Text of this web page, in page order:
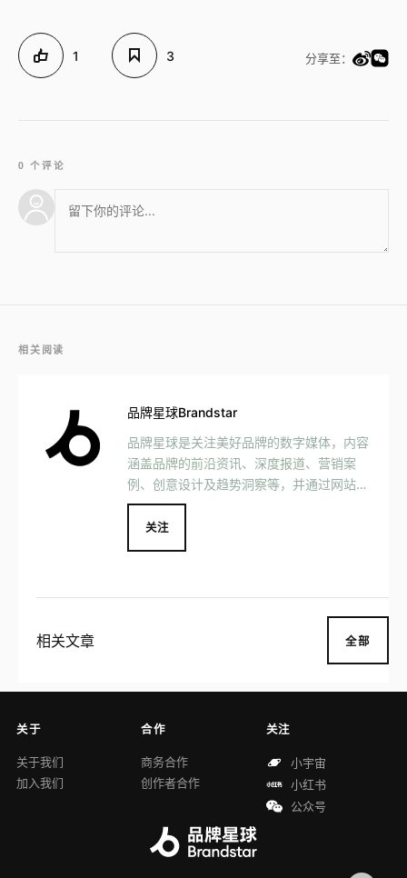
1 3 分享至：
0 个评论
相关阅读
品牌星球Brandstar
品牌星球是关注美好品牌的数字媒体，内容
涵盖品牌的前沿资讯、深度报道、营销案
例、创意设计及趋势洞察等，并通过网站、
社交媒体、Podcast、 MOOK 等媒介形式
与用户互动交流，一同见证美好品牌的发
展。 品牌星球致力于以国际的视野挖掘驱
关注
相关文章 全部
关于
关于我们
加入我们
合作
商务合作
创作者合作
关注
小宇宙
小红书
公众号